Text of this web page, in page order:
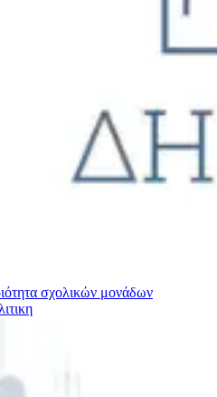
σχολικών μονάδων